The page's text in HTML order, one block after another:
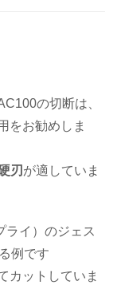
の切断は、
をお勧めしま
刃 が適していま
ライ）のジェス
例です
カットしていま